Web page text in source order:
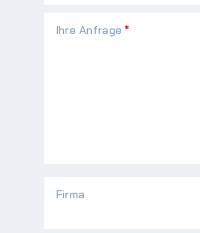
Pflichtfeld
Ihre Anfrage *
Firma